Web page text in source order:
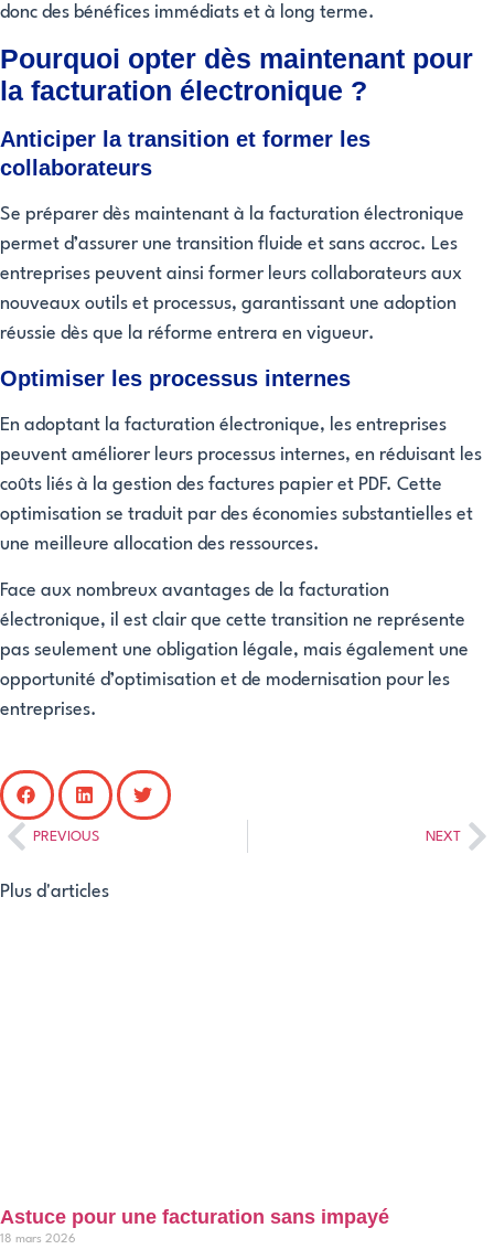
donc des bénéfices immédiats et à long terme.
Pourquoi opter dès maintenant pour
la facturation électronique ?
Anticiper la transition et former les
collaborateurs
Se préparer dès maintenant à la facturation électronique
permet d’assurer une transition fluide et sans accroc. Les
entreprises peuvent ainsi former leurs collaborateurs aux
nouveaux outils et processus, garantissant une adoption
réussie dès que la réforme entrera en vigueur.
Optimiser les processus internes
En adoptant la facturation électronique, les entreprises
peuvent améliorer leurs processus internes, en réduisant les
coûts liés à la gestion des factures papier et PDF. Cette
optimisation se traduit par des économies substantielles et
une meilleure allocation des ressources.
Face aux nombreux avantages de la facturation
électronique, il est clair que cette transition ne représente
pas seulement une obligation légale, mais également une
opportunité d’optimisation et de modernisation pour les
entreprises.
PREVIOUS NEXT
Plus d'articles
Astuce pour une facturation sans impayé
18 mars 2026